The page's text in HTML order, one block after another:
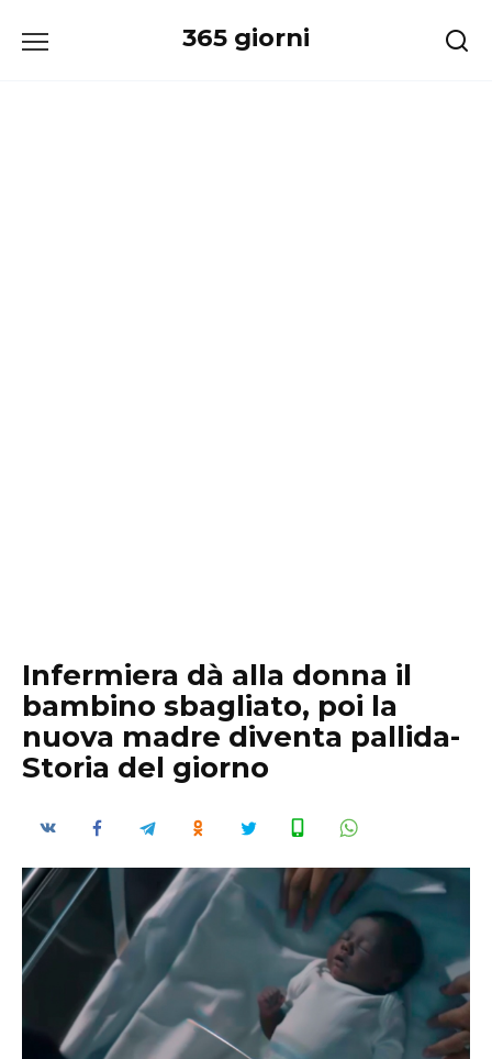
365 giorni
Infermiera dà alla donna il
bambino sbagliato, poi la
nuova madre diventa pallida-
Storia del giorno